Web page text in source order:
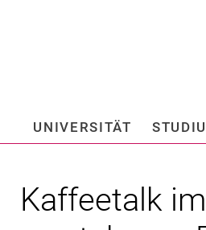
UNIVERSITÄT
Kaffeetalk